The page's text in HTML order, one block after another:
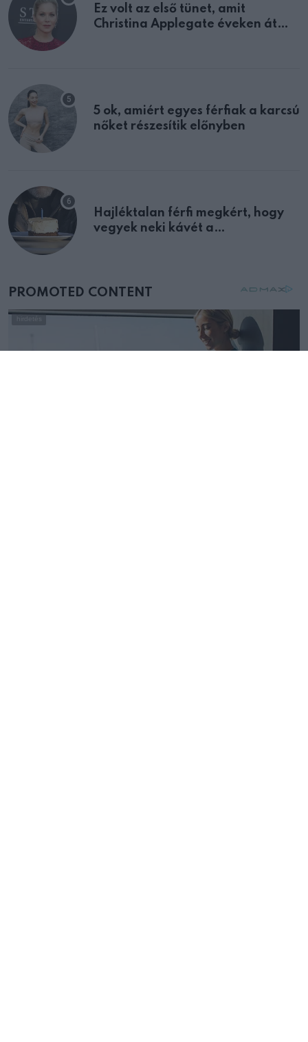
Ez volt az első tünet, amit
Christina Applegate éveken át
5 ok, amiért egyes férfiak a karcsú
nőket részesítik előnyben
Hajléktalan férfi megkért, hogy
vegyek neki kávét a